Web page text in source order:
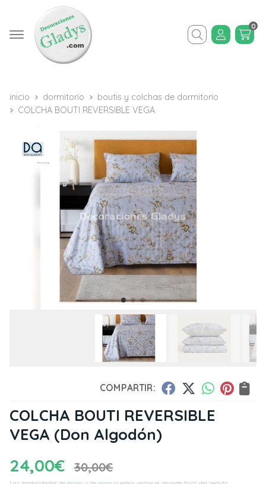
Buscar
0
inicio dormitorio
boutis y colchas de dormitorio
COLCHA BOUTI REVERSIBLE VEGA
COMPARTIR:
COLCHA BOUTI REVERSIBLE
VEGA (Don Algodón)
24,00€ 30,00€